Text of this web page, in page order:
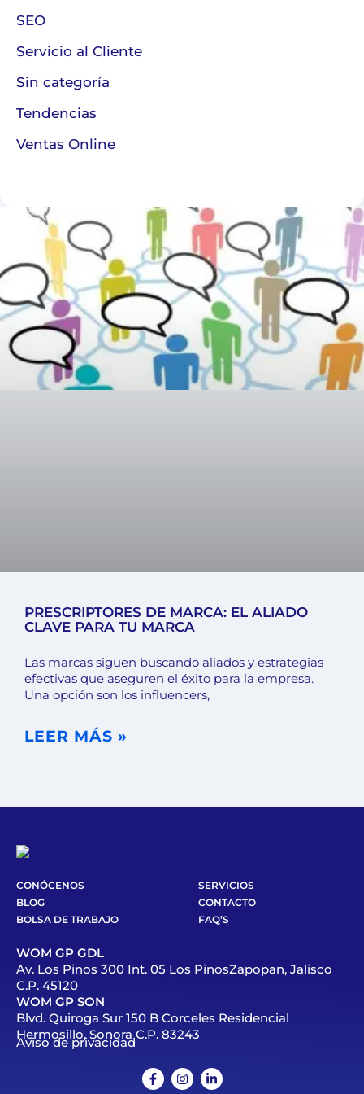
SEO
Servicio al Cliente
Sin categoría
Tendencias
Ventas Online
PRESCRIPTORES DE MARCA: EL ALIADO
CLAVE PARA TU MARCA
Las marcas siguen buscando aliados y estrategias
efectivas que aseguren el éxito para la empresa.
Una opción son los influencers,
LEER MÁS »
CONÓCENOS
SERVICIOS
BLOG
CONTACTO
BOLSA DE TRABAJO
FAQ’S
WOM GP GDL
Av. Los Pinos 300 Int. 05 Los PinosZapopan, Jalisco
C.P. 45120
WOM GP SON
Blvd. Quiroga Sur 150 B Corceles Residencial
Hermosillo, Sonora C.P. 83243
Aviso de privacidad